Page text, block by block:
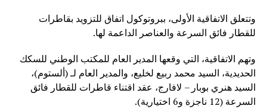
وتتعلق الاتفاقية الأولى، ببروتوكول اتفاق للتزويد بقاطرات
للقطار فائق السرعة والعناصر الداعمة لها.
وتهم الاتفاقية، التي وقعها المدير العام للمكتب الوطني للسكك
الحديدية، السيد محمد ربيع لخليع، والمدير العام لـ (ألستوم)،
السيد هنري بوبار – لافارج، عقد اقتناء قاطرات للقطار فائق
السرعة (12 ناجزة و6 اختيارية).